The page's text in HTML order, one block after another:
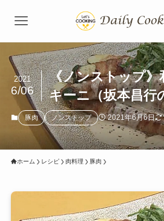
《ノンストップ》
キーニ（坂本昌行
2021
6/06
豚肉 ノンストップ 2021年6月6日
ホーム レシピ 肉料理 豚肉